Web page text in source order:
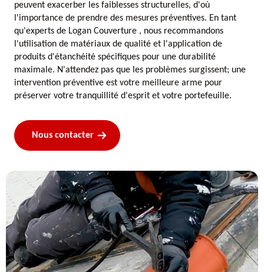
peuvent exacerber les faiblesses structurelles, d'où
l'importance de prendre des mesures préventives. En tant
qu'experts de Logan Couverture , nous recommandons
l'utilisation de matériaux de qualité et l'application de
produits d'étanchéité spécifiques pour une durabilité
maximale. N'attendez pas que les problèmes surgissent; une
intervention préventive est votre meilleure arme pour
préserver votre tranquillité d'esprit et votre portefeuille.
Nous contacter